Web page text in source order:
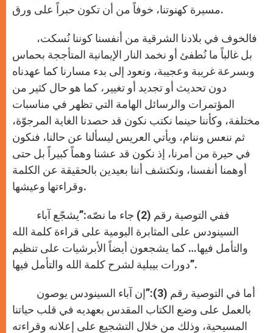
مسيرة كهنوتنا، خوفاً من أن تكون حبراً على ورق.
بل غالباً ما نُطفئ أو نخمد النار الإيمانية المتأججة بحماس
وبسرعة غريبة وعجيبة، ونعود إلى بدء مسارنا كما عهدناه
دون تحديث أو تجديد أو تغيير، كما هو حال كثير من
المؤتمرات والرسائل الهامة التي تظهر في مناسبات
مختلفة، وكأننا حينما نكتب نكون قد حصدنا الغاية المرجوّة،
ثم ننعس وننام، ويأتي العريس ليسألنا عن حالنا، فنكون
في حيرة من أمرنا، إذ نكون قد عشنا وهماً كبيراً بل حتى
أوهمنا أنفسنا، ونكتشف أننا بعيدين بالحقيقة عن الكلمة
وقراءتها وعيشها.
السينودس على المثابرة اليومية على قراءة كلمة الله
والتأمل فيها… كما يشجعون أيضاً الأبرشيات على تنظيم
دورات بيبلية لشرح كلمة الله والتأمل فيها”.
بالعمل على وضع الكتاب المقدس بعهديه في قلب حياتنا
المسيحية، وذلك من خلال التشجيع على إعلانه وقراءته